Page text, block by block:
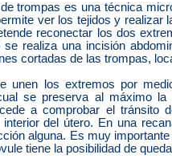
trompas es una técnica
ver los tejidos y realizar
reconectar los dos
se realiza una incisión
cortadas de las trompas,
unen los extremos por
se preserva al máximo
a comprobar el tránsito
interior del útero. En una
alguna. Es muy
tiene la posibilidad de